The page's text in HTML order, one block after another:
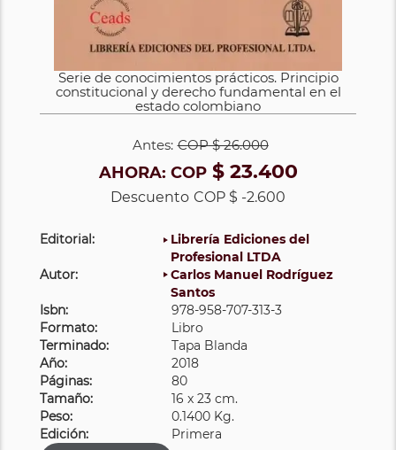
Serie de conocimientos prácticos. Principio
constitucional y derecho fundamental en el
estado colombiano
Antes: COP$ 26.000
AHORA: COP$ 23.400
Descuento COP $ -2.600
Editorial:
Librería Ediciones del
Profesional LTDA
Autor:
Carlos Manuel Rodríguez
Santos
Isbn:
978-958-707-313-3
Formato:
Libro
Terminado:
Tapa Blanda
Año:
2018
Páginas:
80
Tamaño:
16 x 23 cm.
Peso:
0.1400 Kg.
Edición:
Primera